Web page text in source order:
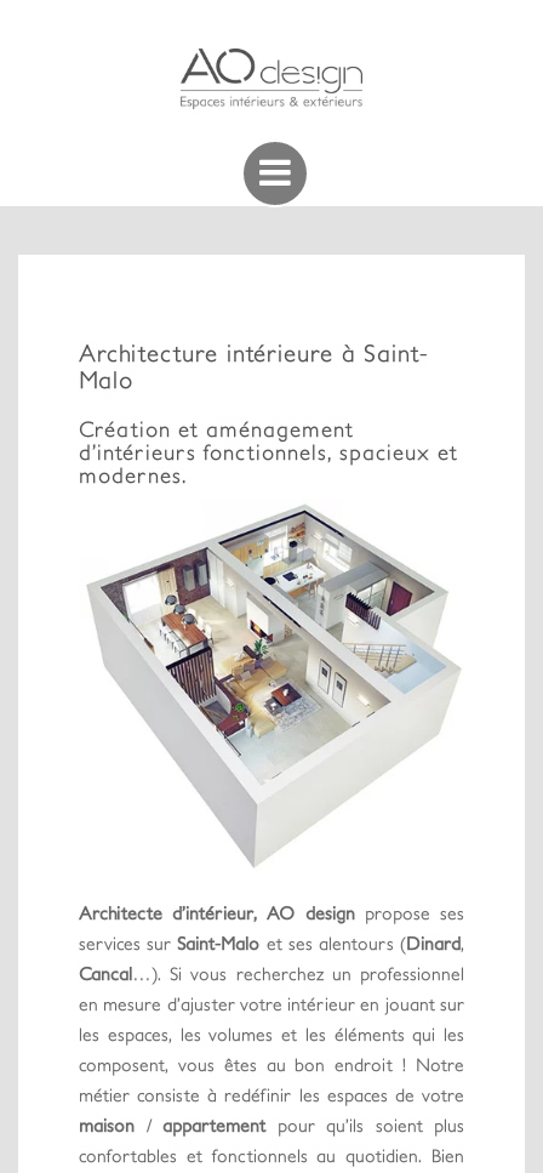
Architecture intérieure à Saint-
Malo
Création et aménagement
d’intérieurs fonctionnels, spacieux et
modernes.
Architecte d’intérieur, AO designpropose ses
services surSaint-Malo et ses alentours (Dinard,
Cancal …). Si vous recherchez un professionnel
en mesure d’ajuster votre intérieur en jouant sur
les espaces, les volumes et les éléments qui les
composent, vous êtes au bon endroit ! Notre
métier consiste à redéfinir les espaces de votre
maison / appartementpour qu’ils soient plus
confortables et fonctionnels au quotidien. Bien